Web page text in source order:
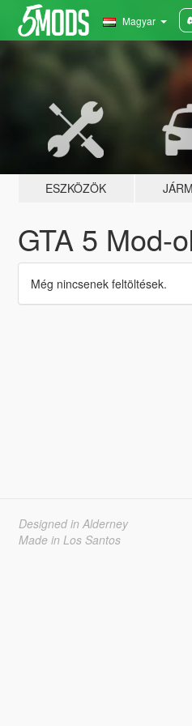
Magyar
ESZKÖZÖK
GTA 5 Mod-
Még nincsenek feltöltések.
Designed in Alderney
Made in Los Santos